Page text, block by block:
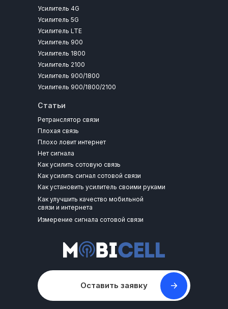
Статьи
Ретранслятор связи
Оставить заявку
Усилитель 4G
Усилитель 5G
Усилитель LTE
Усилитель 900
Усилитель 1800
Усилитель 2100
Усилитель 900/1800
Усилитель 900/1800/2100
Плохая связь
Плохо ловит интернет
Нет сигнала
Как усилить сотовую связь
Как усилить сигнал сотовой связи
Как установить усилитель своими руками
Как улучшить качество мобильной
связи и интернета
Измерение сигнала сотовой связи